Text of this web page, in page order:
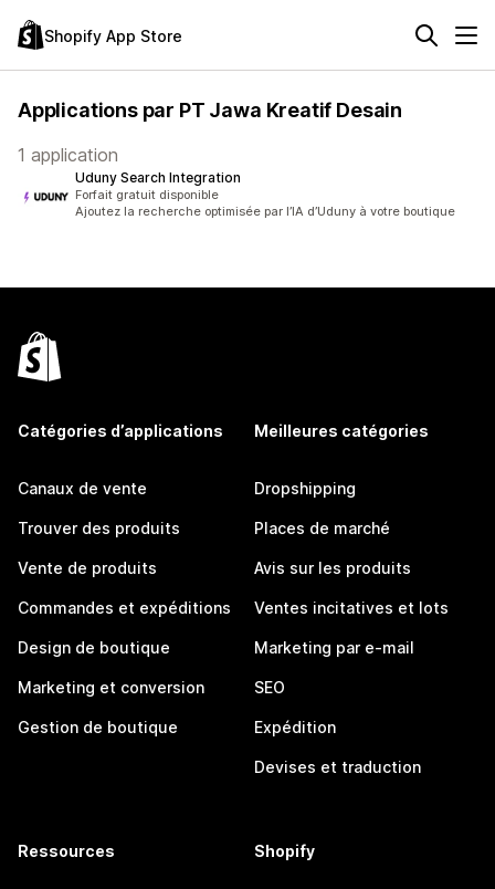
Shopify App Store
Applications par PT Jawa Kreatif Desain
1 application
Uduny Search Integration
Forfait gratuit disponible
Ajoutez la recherche optimisée par l’IA d’Uduny à votre boutique
Catégories d’applications
Canaux de vente
Trouver des produits
Vente de produits
Commandes et expéditions
Design de boutique
Marketing et conversion
Gestion de boutique
Meilleures catégories
Dropshipping
Places de marché
Avis sur les produits
Ventes incitatives et lots
Marketing par e-mail
SEO
Expédition
Devises et traduction
Ressources Shopify